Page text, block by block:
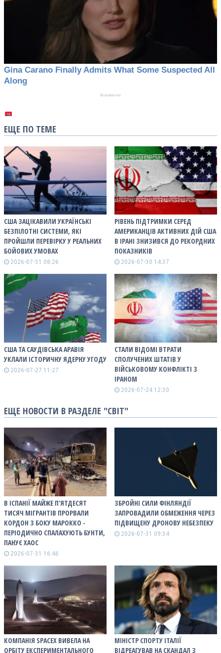
ЕЩЕ ПО ТЕМЕ
США ЗАЦІКАВИЛИ УКРАЇНСЬКІ
БЕЗПІЛОТНІ СИСТЕМИ, ЯКІ
ПРОЙШЛИ ПЕРЕВІРКУ У РЕАЛЬНИХ
БОЙОВИХ УМОВАХ
2026-07-31 08:26
РІВЕНЬ ПІДТРИМКИ СЕРЕД
АМЕРИКАНЦІВ АКТИВНИХ ДІЙ США
В ІРАНІ ЗНИЗИВСЯ ДО РЕКОРДНИХ
ПОКАЗНИКІВ
2026-07-30 14:37
США ТА САУДІВСЬКА АРАВІЯ
УКЛАЛИ ІСТОРИЧНУ ЯДЕРНУ УГОДУ
2026-07-27 11:27
СТАЛИ ВІДОМІ ВТРАТИ
СПОЛУЧЕНИХ ШТАТІВ У
ВІЙСЬКОВОМУ КОНФЛІКТІ З
ІРАНОМ
2026-07-24 12:30
ЕЩЕ НОВОСТИ В РАЗДЕЛЕ "СВІТ"
В ІСПАНІЇ МАЙЖЕ П'ЯТДЕСЯТ
ТИСЯЧ МІГРАНТІВ ПРОРВАЛИ
КОРДОН З БОКУ МАРОККО -
ПЕРІОДИЧНО СПАЛАХУЮТЬ БУНТИ,
ПАНУЄ ХАОС
2026-07-31 16:46
ЗБРОЙНІ СИЛИ ФІНЛЯНДІЇ
ЗАПРОВАДИЛИ ОБМЕЖЕННЯ ЧЕРЕЗ
ПІДВИЩЕНУ ДРОНОВУ НЕБЕЗПЕКУ
2026-07-31 09:34
КОМПАНІЯ SPACEX ВИВЕЛА НА
ОРБІТУ ЕКСПЕРИМЕНТАЛЬНОГО
МІНІСТР СПОРТУ ІТАЛІЇ
ВІДРЕАГУВАВ НА СКАНДАЛ З